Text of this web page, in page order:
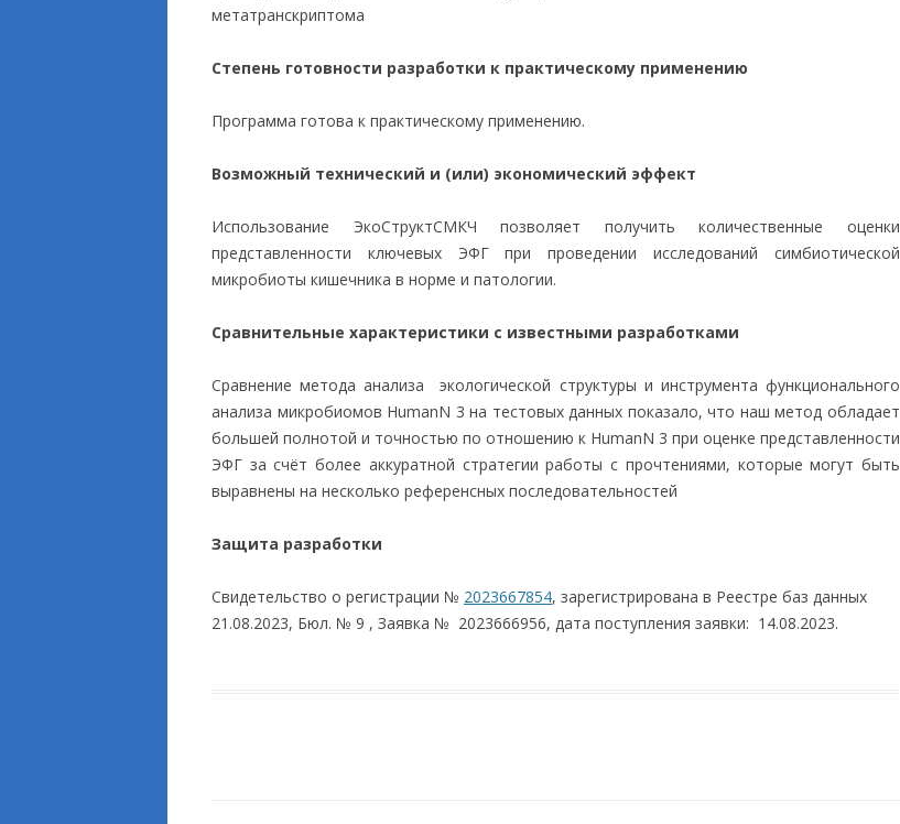
метатранскриптома
Степень готовности разработки к практическому применению
Программа готова к практическому применению.
Возможный технический и (или) экономический эффект
Использование ЭкоСтруктСМКЧ позволяет получить количественные оценки
представленности ключевых ЭФГ при проведении исследований симбиотической
микробиоты кишечника в норме и патологии.
Сравнительные характеристики с известными разработками
Cравнение метода анализа экологической структуры и инструмента функционального
анализа микробиомов HumanN 3 на тестовых данных показало, что наш метод обладает
большей полнотой и точностью по отношению к HumanN 3 при оценке представленности
ЭФГ за счёт более аккуратной стратегии работы с прочтениями, которые могут быть
выравнены на несколько референсных последовательностей
Защита разработки
Свидетельство о регистрации № 2023667854, зарегистрирована в Реестре баз данных
21.08.2023, Бюл. № 9 , Заявка № 2023666956, дата поступления заявки: 14.08.2023.